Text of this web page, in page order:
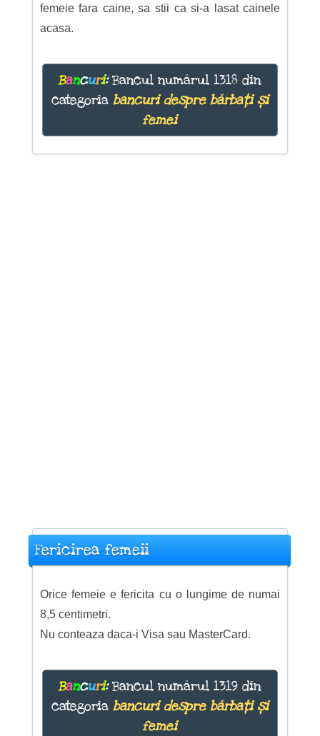
femeie fara caine, sa stii ca si-a lasat cainele
acasa.
Bancuri:Bancul numărul 1318 din
categoria bancuri despre bărbați și
femei
Fericirea femeii
Orice femeie e fericita cu o lungime de numai
8,5 centimetri.
Nu conteaza daca-i Visa sau MasterCard.
Bancuri:Bancul numărul 1319 din
categoria bancuri despre bărbați și
femei